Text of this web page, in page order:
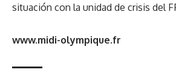
situación con la unidad de crisis del
www.midi-olympique.fr